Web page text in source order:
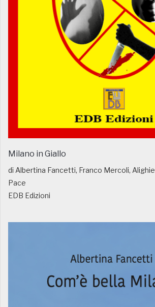
Milano in Giallo
di Albertina Fancetti, Franco Mercoli,
Pace
EDB Edizioni